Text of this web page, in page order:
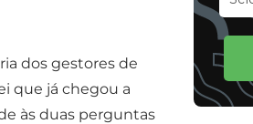
dos gestores de
que já chegou a
às duas perguntas